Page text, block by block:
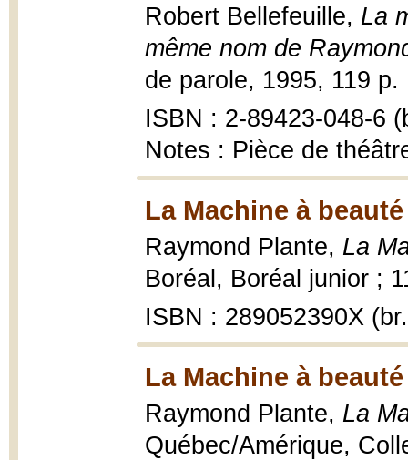
Robert Bellefeuille, La
même nom de
de parole, 1995, 119
ISBN : 2-89423-048-6
Notes : Pièce de
La Machine à
Raymond Plante, La
Boréal, Boréal junior ;
ISBN : 289052390X
La Machine à
Raymond Plante, La
Québec/Amérique,